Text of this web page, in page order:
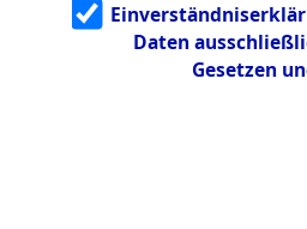
g
5.3.3
Todesmärsch
Daten
Gesetzen